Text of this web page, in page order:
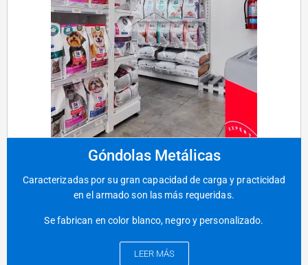
Góndolas Metálicas
Caracterizadas por su gran capacidad de carga y practicidad
en el armado son las más requeridas.
Se fabrican en color blanco, negro y personalizado.
LEER MÁS